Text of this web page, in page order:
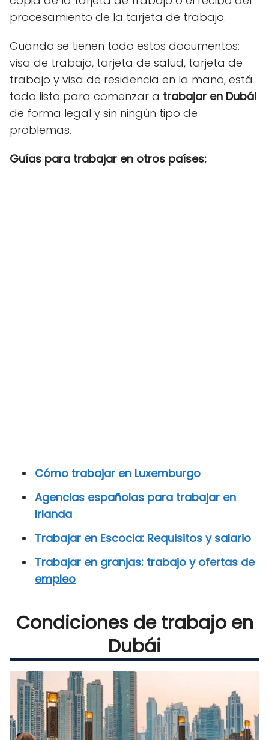
procesamiento de la tarjeta de trabajo.
Cuando se tienen todo estos documentos:
visa de trabajo, tarjeta de salud, tarjeta de
trabajo y visa de residencia en la mano, está
todo listo para comenzar a trabajar en Dubái
de forma legal y sin ningún tipo de
problemas.
Guías para trabajar en otros países:
Cómo trabajar en Luxemburgo
Agencias españolas para trabajar en
Irlanda
Trabajar en Escocia: Requisitos y salario
Trabajar en granjas: trabajo y ofertas de
empleo
Condiciones de trabajo en
Dubái